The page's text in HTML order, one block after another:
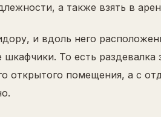
а также взять в
и вдоль него
То есть раздевалка
открытого помещения, а с